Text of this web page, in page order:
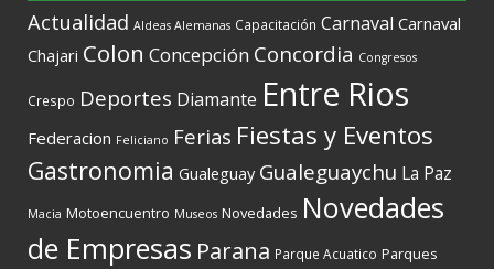
Actualidad Aldeas Alemanas Capacitación Carnaval Carnaval
Chajari Colon Concepción Concordia Congresos
Crespo Deportes Diamante Entre Rios
Federacion Feliciano Ferias Fiestas y Eventos
Gastronomia Gualeguay Gualeguaychu La Paz
Macia Motoencuentro Museos Novedades Novedades
de Empresas Parana Parque Acuatico Parques